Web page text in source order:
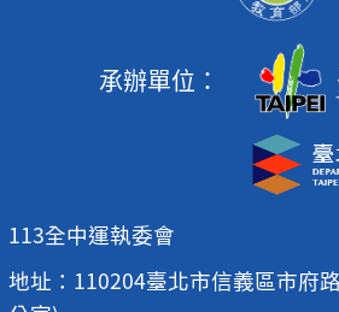
承辦單位：
113全中運執委會
地址：110204臺北市信義區市府